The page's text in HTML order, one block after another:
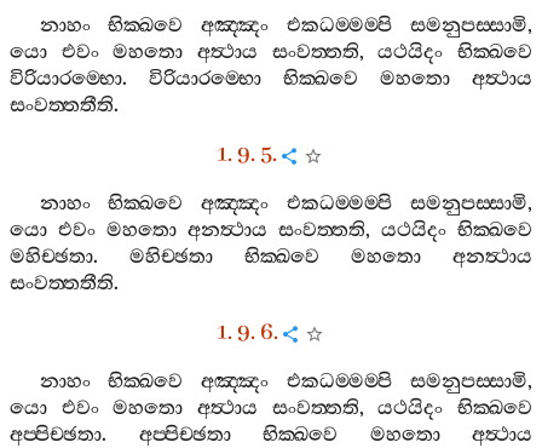
නාහං භික‍්ඛවෙ අඤ‍්ඤං එකධම‍්මම‍්පි සමනුපස‍්සාමි,
යො
එවං මහතො අත්‍ථාය සංවත‍්තති,යථයිදං
භික‍්ඛවෙ
විරියාරම‍්භො. විරියාරම‍්භො භික‍්ඛවෙ මහතො
අත්‍ථාය
සංවත‍්තතීති.
1. 9. 5.
නාහං භික‍්ඛවෙ අඤ‍්ඤං එකධම‍්මම‍්පි සමනුපස‍්සාමි,
යො එවං මහතො අනත්‍ථාය සංවත‍්තති, යථයිදං භික‍්ඛවෙ
මහිච‍්ඡතා. මහිච‍්ඡතා භික‍්ඛවෙ මහතො
අනත්‍ථාය
සංවත‍්තතීති.
1. 9. 6.
නාහං භික‍්ඛවෙ අඤ‍්ඤං එකධම‍්මම‍්පි සමනුපස‍්සාමි,
යො
එවං මහතො අත්‍ථාය සංවත‍්තති,යථයිදං
භික‍්ඛවෙ
අප‍්පිච‍්ඡතා. අප‍්පිච‍්ඡතා භික‍්ඛවෙ මහතො
අත්‍ථාය